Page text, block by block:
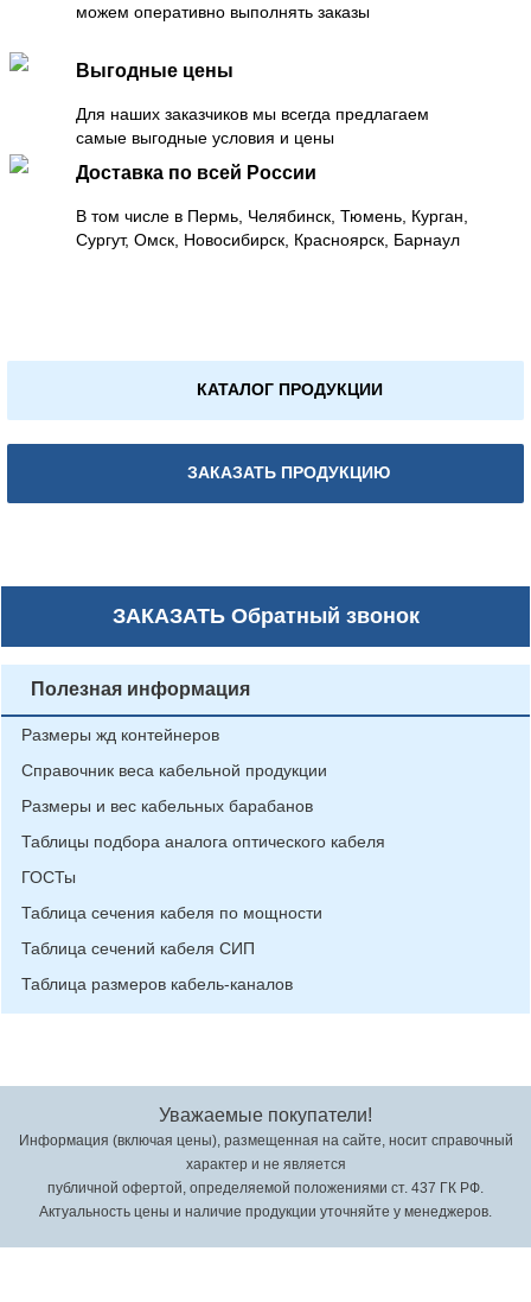
можем оперативно выполнять заказы
Выгодные цены
Для наших заказчиков мы всегда предлагаем
самые выгодные условия и цены
Доставка по всей России
В том числе в Пермь, Челябинск, Тюмень, Курган,
Сургут, Омск, Новосибирск, Красноярск, Барнаул
КАТАЛОГ ПРОДУКЦИИ
ЗАКАЗАТЬ ПРОДУКЦИЮ
ЗАКАЗАТЬОбратный звонок
Полезная информация
Размеры жд контейнеров
Справочник веса кабельной продукции
Размеры и вес кабельных барабанов
Таблицы подбора аналога оптического кабеля
ГОСТы
Таблица сечения кабеля по мощности
Таблица сечений кабеля СИП
Таблица размеров кабель-каналов
Уважаемые покупатели!
Информация (включая цены), размещенная на сайте, носит справочный
характер и не является
публичной офертой, определяемой положениями ст. 437 ГК РФ.
Актуальность цены и наличие продукции уточняйте у менеджеров.